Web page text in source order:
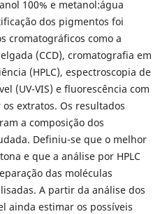
100% e metanol:água
dos pigmentos foi
cromatográficos como a
(CCD), cromatografia em
(HPLC), espectroscopia de
(UV-VIS) e fluorescência com
extratos. Os resultados
a composição dos
Definiu-se que o melhor
e que a análise por HPLC
das moléculas
A partir da análise dos
ainda estimar os possíveis